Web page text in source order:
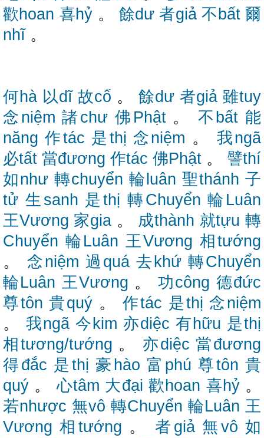
歡hoan 喜hỷ 。 餘dư 者giả 不bất 爾
nhĩ。
何hà 以dĩ 故cố 。 餘dư 者giả 雖tuy
念niệm 諸chư 佛Phật。 不bất 能
năng 作tác 是thị 念niệm 。 我ngã
必tất 當đương 作tác 佛Phật 。 譬thí
如như 轉chuyển 輪luân 聖thánh 子
tử 生sanh 是thị 轉Chuyển 輪Luân
王Vương 家gia 。 成thành 就tựu 轉
Chuyển 輪Luân 王Vương 相tướng
。 念niệm 過quá 去khứ 轉Chuyển
輪Luân 王Vương 。功công 德đức
尊tôn 貴quý 。作tác 是thị 念niệm
。 我ngã 今kim 亦diệc 有hữu 是thị
相tương/tướng 。 亦diệc 當đương
得đắc 是thị 豪hào 富phú 尊tôn 貴
quý 。心tâm 大đại 歡hoan 喜hỷ。
若nhược 無vô 轉Chuyển 輪Luân 王
Vương 相tướng 。者giả 無vô 如